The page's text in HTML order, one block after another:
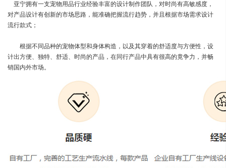
亚宁拥有一支宠物用品行业经验丰富的设计制作团队，对时尚有高敏感度，
对产品设计有创新的市场思路，能准确把握流行趋势，并且根据市场需求设计
流行款式；
根据不同品种的宠物体型和身体构造，以及其穿着的舒适度与方便性，设
计出方便、独特、舒适、时尚的产品，在同行产品中具有很高的竟争力，并畅
销国内外市场。